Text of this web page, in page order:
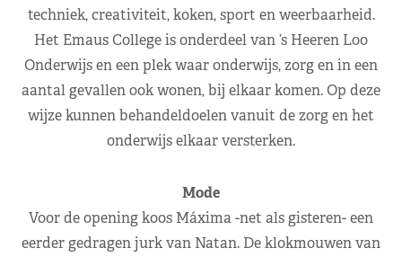
techniek, creativiteit, koken, sport en weerbaarheid.
Het Emaus College is onderdeel van ’s Heeren Loo
Onderwijs en een plek waar onderwijs, zorg en in een
aantal gevallen ook wonen, bij elkaar komen. Op deze
wijze kunnen behandeldoelen vanuit de zorg en het
onderwijs elkaar versterken.
Mode
Voor de opening koos Máxima -net als gisteren- een
eerder gedragen jurk van Natan. De klokmouwen van